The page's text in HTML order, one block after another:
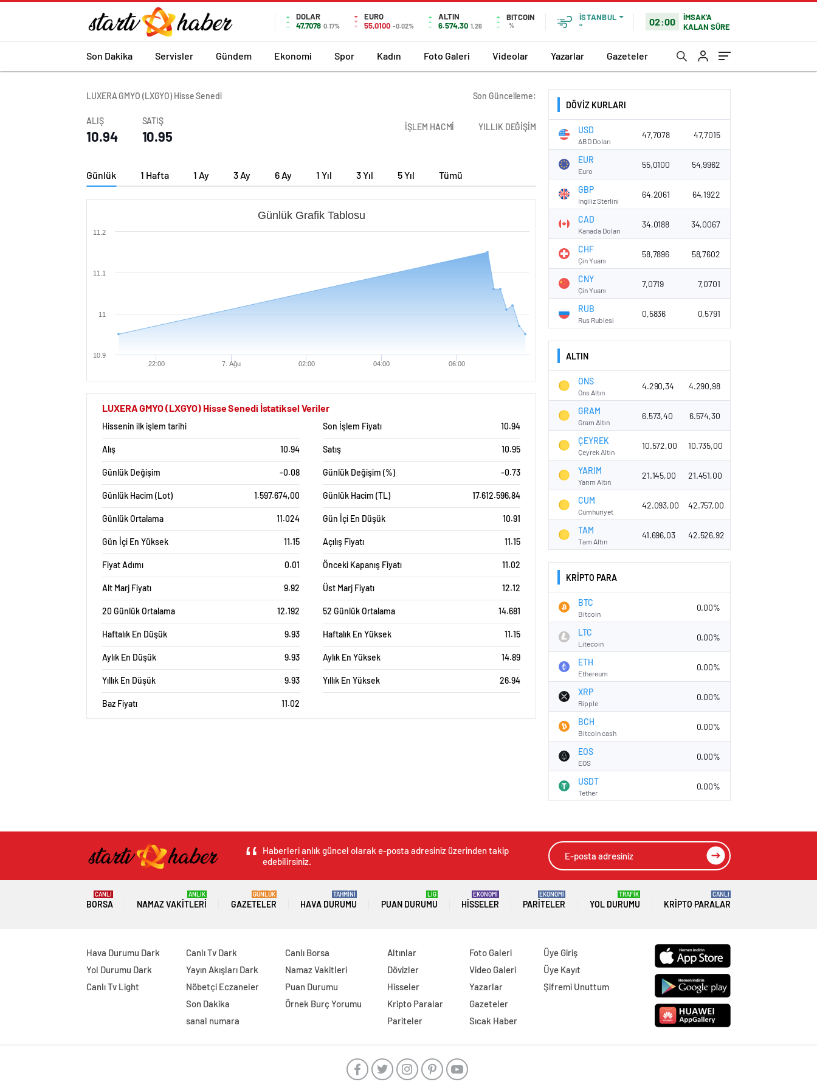
DOLAR
47,7078 0.17%
EURO
55,0100 -0.02%
ALTIN
6.574,30 1,26
BITCOIN
%
İSTANBUL
°
02:00
İMSAK'A
KALAN SÜRE
Son Dakika Servisler Gündem Ekonomi Spor Kadın Foto Galeri Videolar Yazarlar Gazeteler
LUXERA GMYO (LXGYO) Hisse Senedi Son Güncelleme:
ALIŞ
10.94
SATIŞ
10.95
İŞLEM HACMİ YILLIK DEĞİŞİM
Günlük 1 Hafta 1 Ay 3 Ay 6 Ay 1 Yıl 3 Yıl 5 Yıl Tümü
Günlük Grafik Tablosu
22:00 7. Ağu 02:00 04:00 06:00
10.9
11
11.1
11.2
LUXERA GMYO (LXGYO) Hisse Senedi İstatiksel Veriler
Hissenin ilk işlem tarihi Son İşlem Fiyatı 10.94
Alış 10.94 Satış 10.95
Günlük Değişim -0.08 Günlük Değişim (%) -0.73
Günlük Hacim (Lot) 1.597.674,00 Günlük Hacim (TL) 17.612.596,84
Günlük Ortalama 11.024 Gün İçi En Düşük 10.91
Gün İçi En Yüksek 11.15 Açılış Fiyatı 11.15
Fiyat Adımı 0.01 Önceki Kapanış Fiyatı 11.02
Alt Marj Fiyatı 9.92 Üst Marj Fiyatı 12.12
20 Günlük Ortalama 12.192 52 Günlük Ortalama 14.681
Haftalık En Düşük 9.93 Haftalık En Yüksek 11.15
Aylık En Düşük 9.93 Aylık En Yüksek 14.89
Yıllık En Düşük 9.93 Yıllık En Yüksek 26.94
Baz Fiyatı 11.02
DÖVİZ KURLARI
USD
ABD Doları
47,7078 47,7015
EUR
Euro
55,0100 54,9962
GBP
İngiliz Sterlini
64,2061 64,1922
CAD
Kanada Doları
34,0188 34,0067
CHF
Çin Yuanı
58,7896 58,7602
CNY
Çin Yuanı
7,0719 7,0701
RUB
Rus Rublesi
0,5836 0,5791
ALTIN
ONS
Ons Altın
4.290,34 4.290,98
GRAM
Gram Altın
6.573,40 6.574,30
ÇEYREK
Çeyrek Altın
10.572,00 10.735,00
YARIM
Yarım Altın
21.145,00 21.451,00
CUM
Cumhuriyet
42.093,00 42.757,00
TAM
Tam Altın
41.696,03 42.526,92
KRİPTO PARA
BTC
Bitcoin
0.00%
LTC
Litecoin
0.00%
ETH
Ethereum
0.00%
XRP
Ripple
0.00%
BCH
Bitcoin cash
0.00%
EOS
EOS
0.00%
USDT
Tether
0.00%
Haberleri anlık güncel olarak e-posta adresiniz üzerinden takip
edebilirsiniz.
BORSA
CANLI
NAMAZ VAKITLERI
ANLIK
GAZETELER
GÜNLÜK
HAVA DURUMU
TAHMİNİ
PUAN DURUMU
LİG
HISSELER
EKONOMİ
PARITELER
EKONOMİ
YOL DURUMU
TRAFİK
KRIPTO PARALAR
CANLI
Hava Durumu Dark
Yol Durumu Dark
Canlı Tv Light
Canlı Tv Dark
Yayın Akışları Dark
Nöbetçi Eczaneler
Son Dakika
sanal numara
Canlı Borsa
Namaz Vakitleri
Puan Durumu
Örnek Burç Yorumu
Altınlar
Dövizler
Hisseler
Kripto Paralar
Pariteler
Foto Galeri
Video Galeri
Yazarlar
Gazeteler
Sıcak Haber
Üye Giriş
Üye Kayıt
Şifremi Unuttum